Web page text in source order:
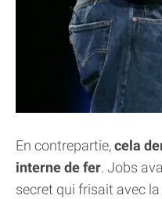
En contrepartie,cela
interne de fer. Jobs
secret qui frisait avec